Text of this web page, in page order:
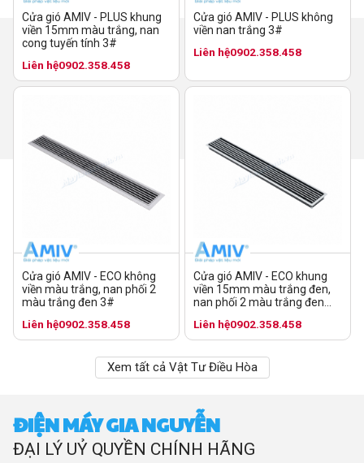
Cửa gió AMIV - PLUS khung
viền 15mm màu trắng, nan
cong tuyến tính 3#
Liên hệ0902.358.458
Cửa gió AMIV - PLUS không
viền nan trắng 3#
Liên hệ0902.358.458
Cửa gió AMIV - ECO không
viền màu trắng, nan phối 2
màu trắng đen 3#
Liên hệ0902.358.458
Cửa gió AMIV - ECO khung
viền 15mm màu trắng đen,
nan phối 2 màu trắng đen
Liên hệ0902.358.458
Xem tất cả Vật Tư Điều Hòa
ĐIỆN MÁY GIA NGUYỄN
ĐẠI LÝ UỶ QUYỀN CHÍNH HÃNG